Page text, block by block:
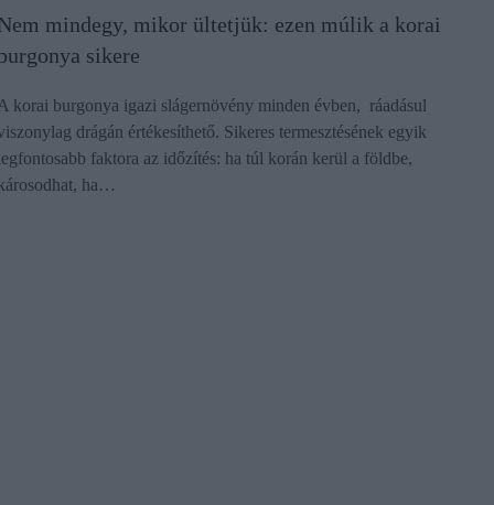
mindegy, mikor ültetjük: ezen múlik a korai
sikere
A korai burgonya igazi slágernövény minden évben, ráadásul
drágán értékesíthető. Sikeres termesztésének egyik
faktora az időzítés: ha túl korán kerül a földbe,
ha…